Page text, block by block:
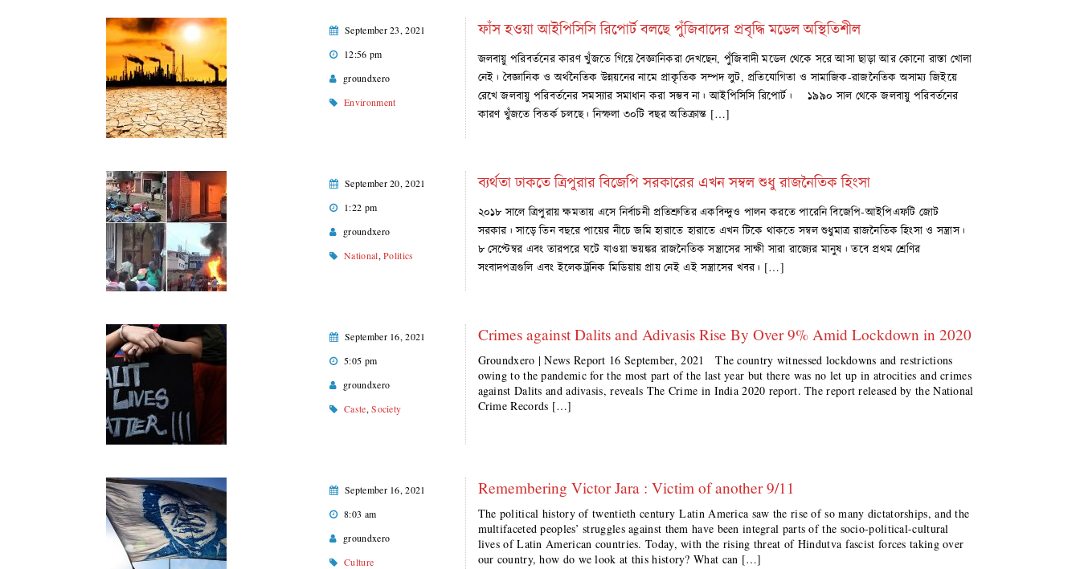
September 23, 2021
12:56 pm
groundxero
Environment
ফাঁস হওয়া আইপিসিসি রিপোর্ট বলছে পুঁজিবাদের প্রবৃদ্ধি মডেল অস্থিতিশীল
জলবায়ু পরিবর্তনের কারণ খুঁজতে গিয়ে বৈজ্ঞানিকরা দেখছেন, পুঁজিবাদী মডেল থেকে সরে আসা ছাড়া আর কোনো রাস্তা খোলা
নেই। বৈজ্ঞানিক ও অর্থনৈতিক উন্নয়নের নামে প্রাকৃতিক সম্পদ লুট, প্রতিযোগিতা ও সামাজিক-রাজনৈতিক অসাম্য জিইয়ে
রেখে জলবায়ু পরিবর্তনের সমস্যার সমাধান করা সম্ভব না। আইপিসিসি রিপোর্ট। ১৯৯০ সাল থেকে জলবায়ু পরিবর্তনের
কারণ খুঁজতে বিতর্ক চলছে। নিস্ফলা ৩০টি বছর অতিক্রান্ত […]
September 20, 2021
1:22 pm
groundxero
National,Politics
ব্যর্থতা ঢাকতে ত্রিপুরার বিজেপি সরকারের এখন সম্বল শুধু রাজনৈতিক হিংসা
২০১৮ সালে ত্রিপুরায় ক্ষমতায় এসে নির্বাচনী প্রতিশ্রুতির একবিন্দুও পালন করতে পারেনি বিজেপি-আইপিএফটি জোট
সরকার। সাড়ে তিন বছরে পায়ের নীচে জমি হারাতে হারাতে এখন টিকে থাকতে সম্বল শুধুমাত্র রাজনৈতিক হিংসা ও সন্ত্রাস।
৮ সেপ্টেম্বর এবং তারপরে ঘটে যাওয়া ভয়ঙ্কর রাজনৈতিক সন্ত্রাসের সাক্ষী সারা রাজ্যের মানুষ। তবে প্রথম শ্রেণির
সংবাদপত্রগুলি এবং ইলেকট্রনিক মিডিয়ায় প্রায় নেই এই সন্ত্রাসের খবর। […]
September 16, 2021
5:05 pm
groundxero
Caste,Society
Crimes against Dalits and Adivasis Rise By Over 9% Amid Lockdown in 2020
Groundxero | News Report 16 September, 2021 The country witnessed lockdowns and restrictions
owing to the pandemic for the most part of the last year but there was no let up in atrocities and crimes
against Dalits and adivasis, reveals The Crime in India 2020 report. The report released by the National
Crime Records […]
September 16, 2021
8:03 am
groundxero
Culture
Remembering Victor Jara : Victim of another 9/11
The political history of twentieth century Latin America saw the rise of so many dictatorships, and the
multifaceted peoples’ struggles against them have been integral parts of the socio-political-cultural
lives of Latin American countries. Today, with the rising threat of Hindutva fascist forces taking over
our country, how do we look at this history? What can […]